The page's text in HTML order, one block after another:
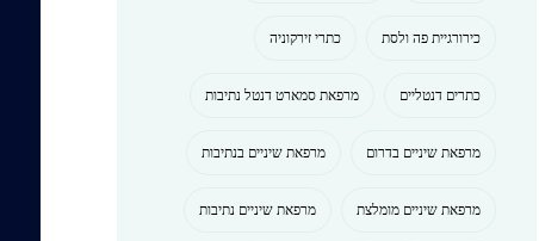
כירורגיית פה ולסת כתרי זירקוניה
כתרים דנטליים מרפאת סמארט דנטל נתיבות
מרפאת שיניים בדרום מרפאת שיניים בנתיבות
מרפאת שיניים מומלצת מרפאת שיניים נתיבות